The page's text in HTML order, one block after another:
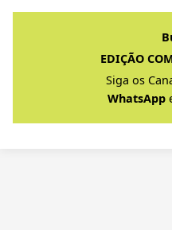
Clique para ver a resposta
EDIÇÃO
Siga os
WhatsApp